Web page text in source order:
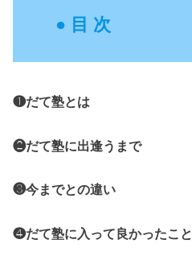
● 目 次
❶だて塾とは
❷だて塾に出逢うまで
❸今までとの違い
❹だて塾に入って良かったこと